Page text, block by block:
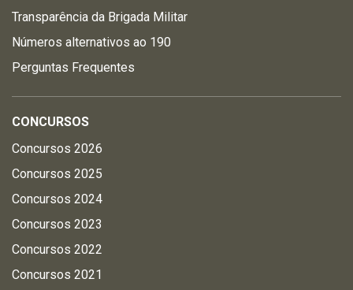
Transparência da Brigada Militar
Números alternativos ao 190
Perguntas Frequentes
CONCURSOS
Concursos 2026
Concursos 2025
Concursos 2024
Concursos 2023
Concursos 2022
Concursos 2021